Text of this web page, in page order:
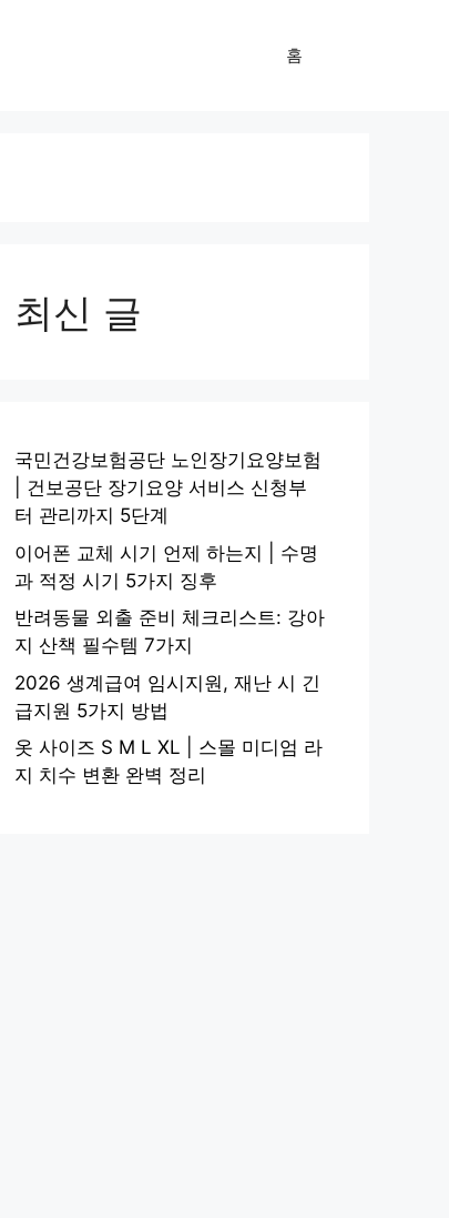
홈
최신 글
국민건강보험공단 노인장기요양보험
| 건보공단 장기요양 서비스 신청부
터 관리까지 5단계
이어폰 교체 시기 언제 하는지 | 수명
과 적정 시기 5가지 징후
반려동물 외출 준비 체크리스트: 강아
지 산책 필수템 7가지
2026 생계급여 임시지원, 재난 시 긴
급지원 5가지 방법
옷 사이즈 S M L XL | 스몰 미디엄 라
지 치수 변환 완벽 정리